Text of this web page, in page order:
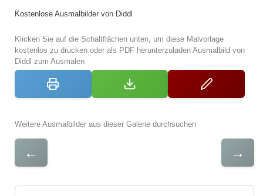
Kostenlose Ausmalbilder von Diddl
Klicken Sie auf die Schaltflächen unten, um diese Malvorlage
kostenlos zu drucken oder als PDF herunterzuladen Ausmalbild von
Diddl zum Ausmalen
Weitere Ausmalbilder aus dieser Galerie durchsuchen
← →